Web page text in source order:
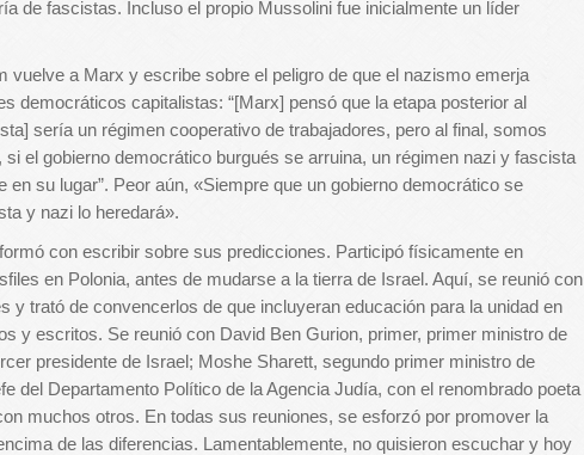
de fascistas. Incluso el propio Mussolini fue inicialmente un líder
vuelve a Marx y escribe sobre el peligro de que el nazismo emerja
democráticos capitalistas: “[Marx] pensó que la etapa posterior al
sería un régimen cooperativo de trabajadores, pero al final, somos
el gobierno democrático burgués se arruina, un régimen nazi y fascista
en su lugar”. Peor aún, «Siempre que un gobierno democrático se
y nazi lo heredará».
con escribir sobre sus predicciones. Participó físicamente en
en Polonia, antes de mudarse a la tierra de Israel. Aquí, se reunió con
y trató de convencerlos de que incluyeran educación para la unidad en
y escritos. Se reunió con David Ben Gurion, primer, primer ministro de
presidente de Israel; Moshe Sharett, segundo primer ministro de
del Departamento Político de la Agencia Judía, con el renombrado poeta
muchos otros. En todas sus reuniones, se esforzó por promover la
de las diferencias. Lamentablemente, no quisieron escuchar y hoy